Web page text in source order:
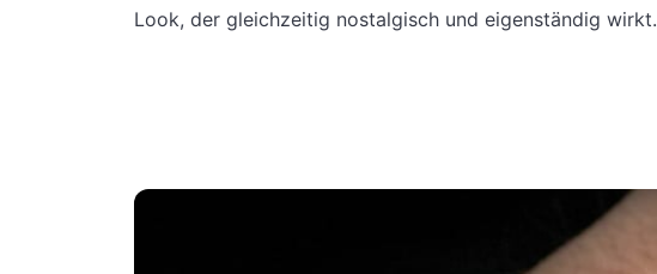
Look, der gleichzeitig nostalgisch und eigenständig wirkt.